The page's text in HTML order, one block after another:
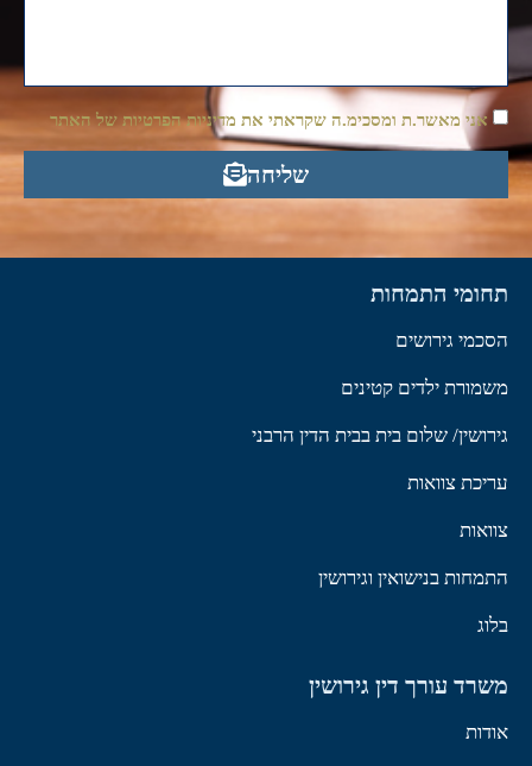
אני מאשר.ת ומסכימ.ה שקראתי את מדיניות הפרטיות של האתר
שליחה
תחומי התמחות
הסכמי גירושים
משמורת ילדים קטינים
גירושין/ שלום בית בבית הדין הרבני
עריכת צוואות
צוואות
התמחות בנישואין וגירושין
בלוג
משרד עורך דין גירושין
אודות